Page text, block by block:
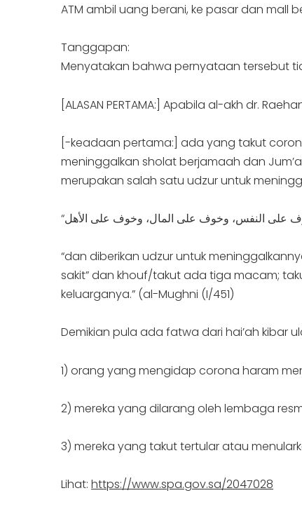
ATM ambil uang berani, ke pasar dan mall
Tanggapan:
Menyatakan bahwa pernyataan tersebut
[ALASAN PERTAMA:] Apabila al-akh dr.
[-keadaan pertama:] ada yang takut
meninggalkan sholat berjamaah dan
merupakan salah satu udzur untuk
“dan diberikan udzur untuk
sakit” dan khouf/takut ada tiga macam;
keluarganya.” (al-Mughni (I/451)
Demikian pula ada fatwa dari hai’ah kibar
1) orang yang mengidap corona haram
2) mereka yang dilarang oleh lembaga
3) mereka yang takut tertular atau
Lihat: https://www.spa.gov.sa/2047028